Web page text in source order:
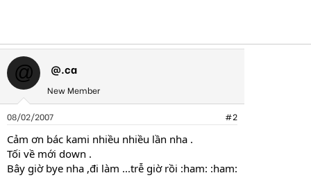
@ @.ca
New Member
08/02/2007 #2
Cảm ơn bác kami nhiều nhiều lần nha .
Tối về mới down .
Bây giờ bye nha ,đi làm ...trễ giờ rồi :ham: :ham: